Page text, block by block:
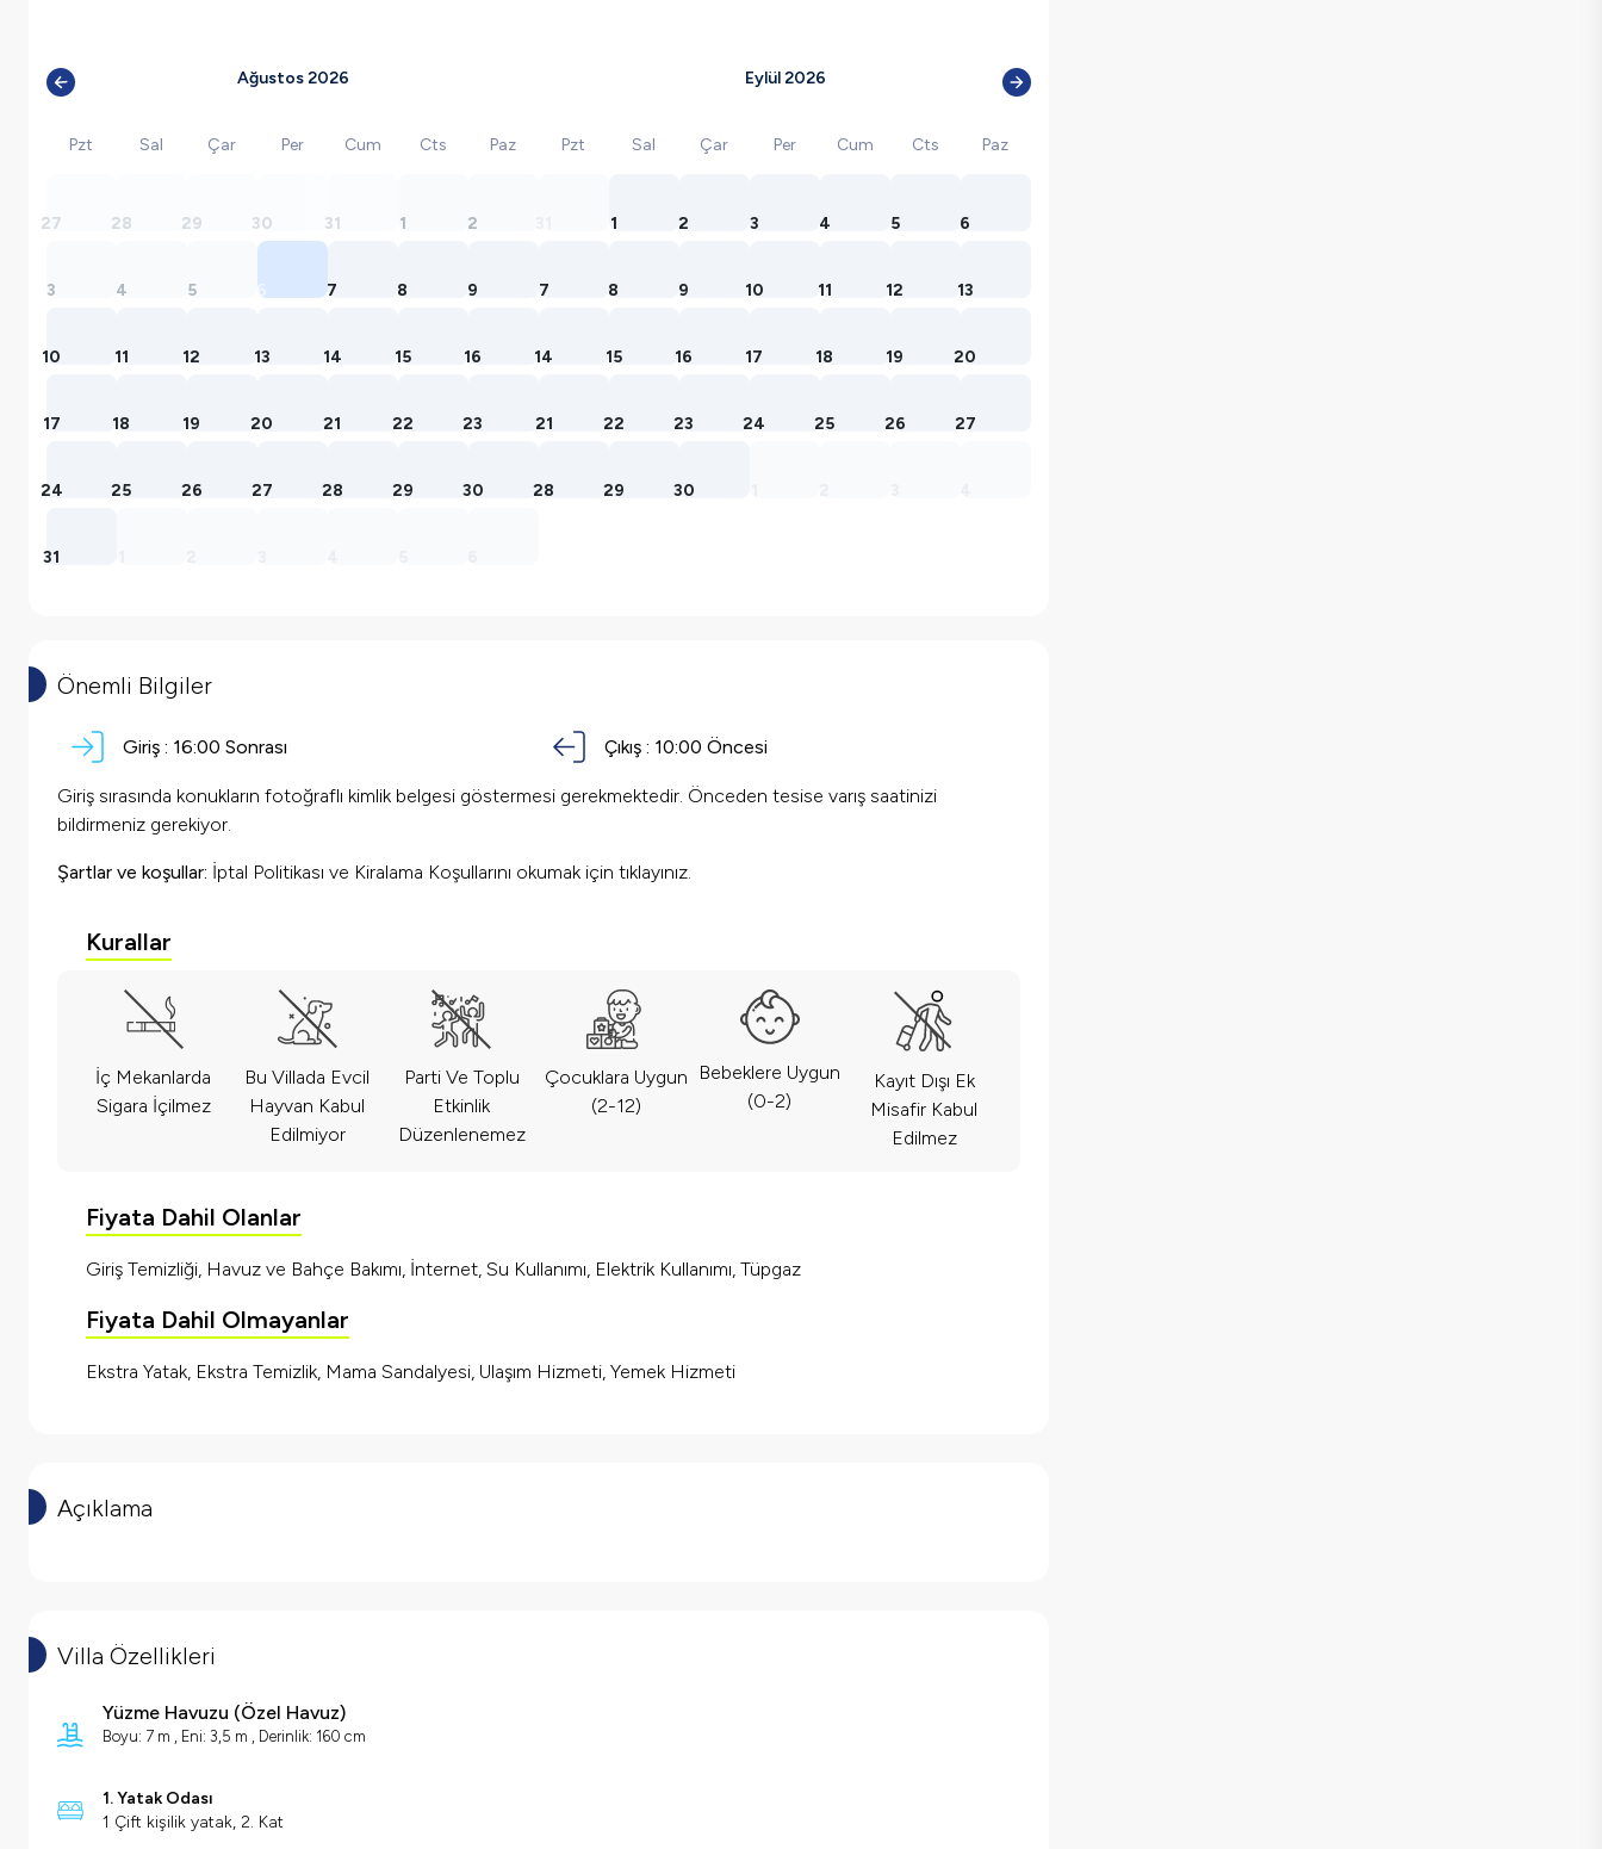
Ağustos 2026
Pzt Sal Çar Per Cum Cts Paz
27 28 29 30 31 1 2
3 4 5 6 7 8 9
10 11 12 13 14 15 16
17 18 19 20 21 22 23
24 25 26 27 28 29 30
31
Eylül 2026
Pzt Sal Çar Per Cum Cts Paz
1 2 3 4 5 6
7 8 9 10 11 12 13
14 15 16 17 18 19 20
21 22 23 24 25 26 27
28 29 30
Önemli Bilgiler
Giriş : 16:00 Sonrası Çıkış : 10:00 Öncesi
Giriş sırasında konukların fotoğraflı kimlik belgesi göstermesi gerekmektedir. Önceden tesise varış saatinizi
bildirmeniz gerekiyor.
Şartlar ve koşullar: İptal Politikası ve Kiralama Koşullarını okumak için tıklayınız.
Kurallar
İç Mekanlarda
Sigara İçilmez
Bu Villada Evcil
Hayvan Kabul
Edilmiyor
Parti Ve Toplu
Etkinlik
Düzenlenemez
Çocuklara Uygun
(2-12)
Bebeklere Uygun
(0-2)
Kayıt Dışı Ek
Misafir Kabul
Edilmez
Fiyata Dahil Olanlar
Giriş Temizliği, Havuz ve Bahçe Bakımı, İnternet, Su Kullanımı, Elektrik Kullanımı, Tüpgaz
Fiyata Dahil Olmayanlar
Ekstra Yatak, Ekstra Temizlik, Mama Sandalyesi, Ulaşım Hizmeti, Yemek Hizmeti
Açıklama
Villa Özellikleri
Yüzme Havuzu (Özel Havuz)
Boyu: 7 m , Eni: 3,5 m , Derinlik: 160 cm
1. Yatak Odası
1 Çift kişilik yatak, 2. Kat